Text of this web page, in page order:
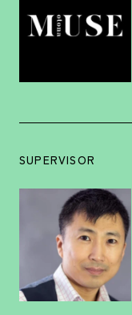
SUPERVISOR